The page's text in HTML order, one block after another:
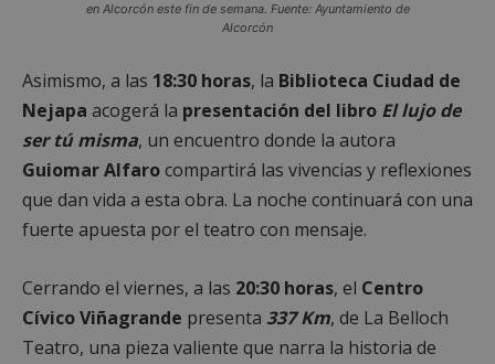
en Alcorcón este fin de semana. Fuente: Ayuntamiento de
Alcorcón
Asimismo, a las 18:30 horas, la Biblioteca Ciudad de
Nejapa acogerá la presentación del libro El lujo de
ser tú misma, un encuentro donde la autora
Guiomar Alfarocompartirá las vivencias y reflexiones
que dan vida a esta obra. La noche continuará con una
fuerte apuesta por el teatro con mensaje.
Cerrando el viernes, a las 20:30 horas, el Centro
Cívico Viñagrande presenta 337 Km, de La Belloch
Teatro, una pieza valiente que narra la historia de